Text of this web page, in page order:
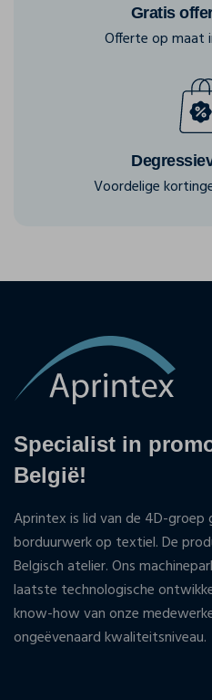
Gratis
Offerte op maat
Voordelige
Specialist in
België!
Aprintex is lid van de 4D-groep
borduurwerk op textiel. De
Belgisch atelier. Ons
laatste technologische
know-how van onze
ongeëvenaard kwaliteitsniveau.